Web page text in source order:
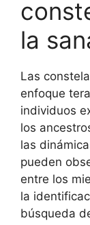
la
Las
enfoque
individuos
los
las
pueden
entre los
la
búsqueda